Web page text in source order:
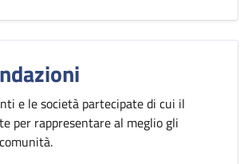
e le società partecipate di cui il
per rappresentare al meglio gli